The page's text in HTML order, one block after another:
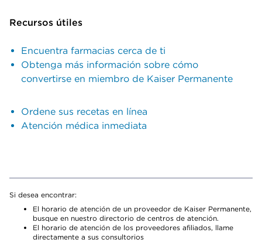
Recursos útiles
Encuentra farmacias cerca de ti
Obtenga más información sobre cómo
convertirse en miembro de Kaiser Permanente
Ordene sus recetas en línea
Atención médica inmediata
Si desea encontrar:
El horario de atención de un proveedor de Kaiser Permanente,
busque en nuestro directorio de centros de atención.
El horario de atención de los proveedores afiliados, llame
directamente a sus consultorios